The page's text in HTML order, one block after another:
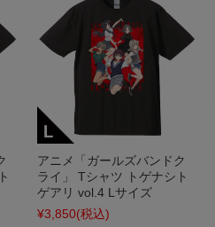
アニメ「ガールズバンドク
ライ」 Tシャツ トゲナシト
ゲアリ vol.4 Lサイズ
¥3,850(税込)